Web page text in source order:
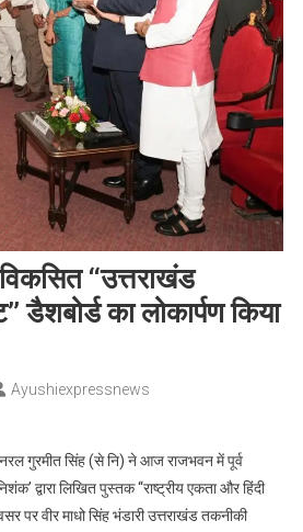
‘‘उत्तराखंड
डैशबोर्ड का लोकार्पण किया
Ayushiexpressnews
गुरमीत सिंह (से नि) ने आज राजभवन में पूर्व
द्वारा लिखित पुस्तक ‘‘राष्ट्रीय एकता और हिंदी
पर वीर माधो सिंह भंडारी उत्तराखंड तकनीकी